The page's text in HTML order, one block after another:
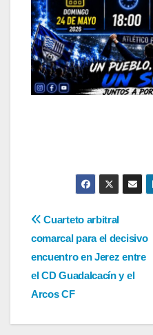
Navegación
de
entradas
Cuarteto arbitral
comarcal para el decisivo
encuentro en Jerez entre
el CD Guadalcacín y el
Arcos CF